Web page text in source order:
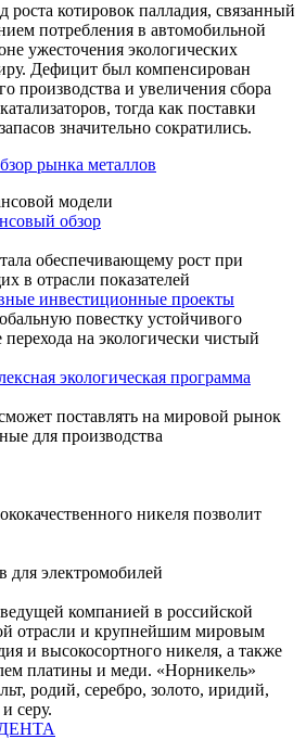
роста котировок палладия, связанный
потребления в автомобильной
ужесточения экологических
Дефицит был компенсирован
производства и увеличения сбора
тогда как поставки
значительно сократились.
рынка металлов
модели
обзор
обеспечивающему рост при
в отрасли показателей
инвестиционные проекты
повестку устойчивого
на экологически чистый
экологическая программа
поставлять на мировой рынок
для производства
никеля позволит
для электромобилей
компанией в российской
отрасли и крупнейшим мировым
и высокосортного никеля, а также
платины и меди. «Норникель»
родий, серебро, золото, иридий,
серу.